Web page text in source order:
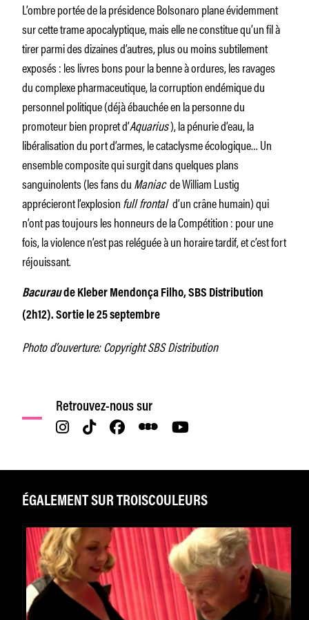
L’ombre portée de la présidence Bolsonaro plane évidemment
sur cette trame apocalyptique, mais elle ne constitue qu’un fil à
tirer parmi des dizaines d’autres, plus ou moins subtilement
exposés : les livres bons pour la benne à ordures, les ravages
du complexe pharmaceutique, la corruption endémique du
personnel politique (déjà ébauchée en la personne du
promoteur bien propret d’Aquarius), la pénurie d’eau, la
libéralisation du port d’armes, le cataclysme écologique… Un
ensemble composite qui surgit dans quelques plans
sanguinolents (les fans duManiacde William Lustig
apprécieront l’explosionfull frontald’un crâne humain) qui
n’ont pas toujours les honneurs de la Compétition : pour une
fois, la violence n’est pas reléguée à un horaire tardif, et c’est fort
réjouissant.
Bacuraude Kleber Mendonça Filho, SBS Distribution
(2h12). Sortie le 25 septembre
Photo d’ouverture: Copyright SBS Distribution
Retrouvez-nous sur
ÉGALEMENT SUR TROISCOULEURS